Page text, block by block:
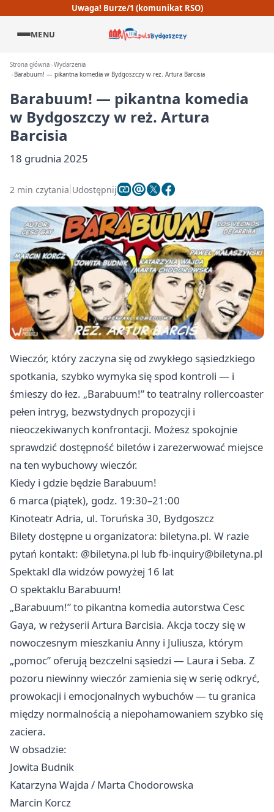
Uwaga! Burze/1 (komunikat RSO)
MENU
Strona główna Wydarzenia
Barabuum! — pikantna komedia w Bydgoszczy w reż. Artura Barcisia
Barabuum! — pikantna komedia
w Bydgoszczy w reż. Artura
Barcisia
18 grudnia 2025
2 min czytania Udostępnij
Wieczór, który zaczyna się od zwykłego sąsiedzkiego
spotkania, szybko wymyka się spod kontroli — i
śmieszy do łez. „Barabuum!” to teatralny rollercoaster
pełen intryg, bezwstydnych propozycji i
nieoczekiwanych konfrontacji. Możesz spokojnie
sprawdzić dostępność biletów i zarezerwować miejsce
na ten wybuchowy wieczór.
Kiedy i gdzie będzie Barabuum!
6 marca (piątek), godz. 19:30–21:00
Kinoteatr Adria, ul. Toruńska 30, Bydgoszcz
Bilety dostępne u organizatora: biletyna.pl. W razie
pytań kontakt: @biletyna.pl lubfb-inquiry@biletyna.pl
Spektakl dla widzów powyżej 16 lat
O spektaklu Barabuum!
„Barabuum!” to pikantna komedia autorstwa Cesc
Gaya, w reżyserii Artura Barcisia. Akcja toczy się w
nowoczesnym mieszkaniu Anny i Juliusza, którym
„pomoc” oferują bezczelni sąsiedzi — Laura i Seba. Z
pozoru niewinny wieczór zamienia się w serię odkryć,
prowokacji i emocjonalnych wybuchów — tu granica
między normalnością a niepohamowaniem szybko się
zaciera.
W obsadzie:
Jowita Budnik
Katarzyna Wajda / Marta Chodorowska
Marcin Korcz